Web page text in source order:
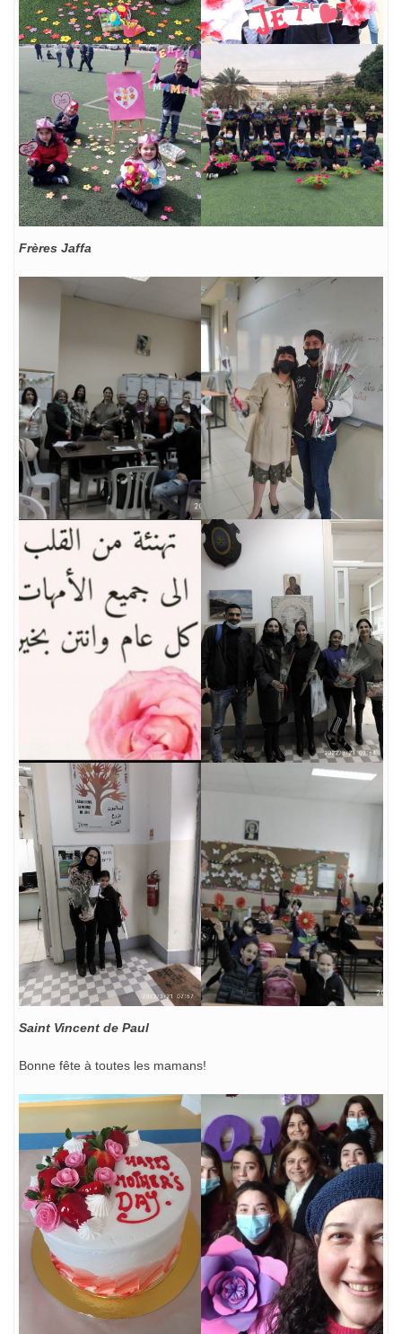
Frères Jaffa
Saint Vincent de Paul
Bonne fête à toutes les mamans!